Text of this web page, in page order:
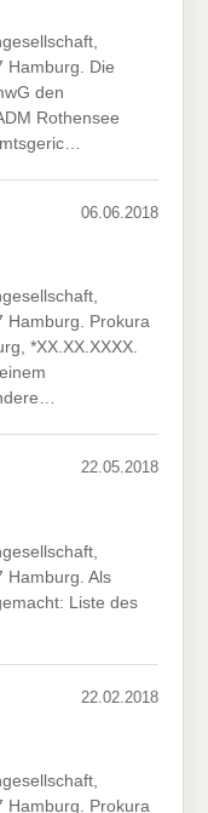
Hamburg. Die
den
Rothensee
06.06.2018
Hamburg. Prokura
*XX.XX.XXXX.
22.05.2018
Hamburg. Als
Liste des
22.02.2018
Hamburg. Prokura